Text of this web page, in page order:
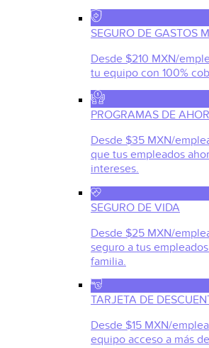
SEGURO DE GASTOS
Desde $210 MXN/
tu equipo con 100%
PROGRAMAS DE
Desde $35 MXN/
que tus empleados
intereses.
SEGURO DE VIDA
Desde $25 MXN/
seguro a tus
familia.
TARJETA DE
Desde $15 MXN/
equipo acceso a más